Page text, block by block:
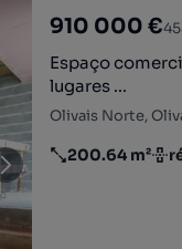
910 000 €
Espaço
lugares ...
Olivais Norte,
Preço por
200.64 m²
Andar